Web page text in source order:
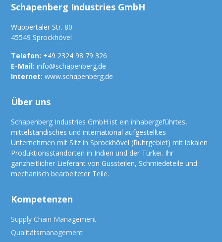
Schapenberg Industries GmbH
Wuppertaler Str. 80
45549 Sprockhövel
Telefon: +49 2324 98 79 326
E-Mail: info@schapenberg.de
Internet: www.schapenberg.de
Über uns
Schapenberg Industries GmbH ist ein inhabergeführtes,
mittelständisches und international aufgestelltes
Unternehmen mit Sitz in Sprockhövel (Ruhrgebiet) mit lokalen
Produktionsstandorten in Indien und der Türkei. Ihr
ganzheitlicher Lieferant von Gussteilen, Schmiedeteile und
mechanisch bearbeiteter Teile.
Kompetenzen
Supply Chain Management
Qualitätsmanagement